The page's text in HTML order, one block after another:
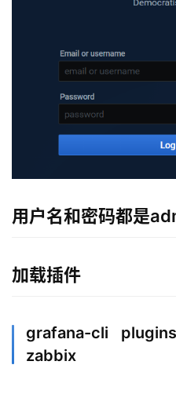
用户名和密码都是
加载插件
grafana-cli
zabbix